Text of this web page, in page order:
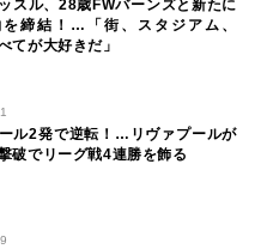
スル、28歳FWバーンズと新たに
締結！…「街、スタジアム、
てが大好きだ」
ル2発で逆転！…リヴァプールが
破でリーグ戦4連勝を飾る